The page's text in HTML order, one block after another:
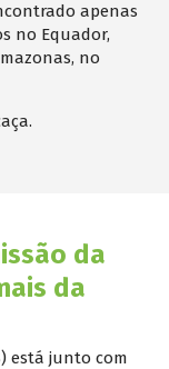
apenas
no Equador,
no
da
da
está junto com